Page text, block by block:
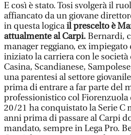
E così è stato. Tosi svolgerà il
affiancato da un giovane
in questa logicail prescelto è
attualmente al Carpi.Bernardi,
manager reggiano, ex impiegato
iniziato la carriera con le
Casina, Scandianese,
una parentesi al settore
prima di entrare a far parte del
professionistico col Fiorenzuola
20/21 ha conquistato la Serie C
anni prima di passare al Carpi
mandato, sempre in Lega Pro.